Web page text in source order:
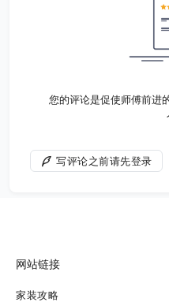
您的评论是促使师傅前进
写评论之前请先登录
网站链接
家装攻略